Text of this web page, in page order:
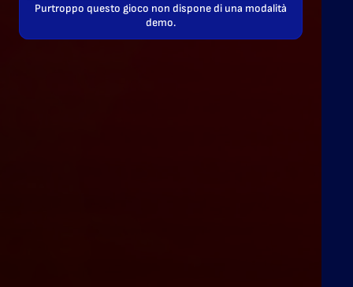
Purtroppo questo gioco non dispone di una modalità
demo.